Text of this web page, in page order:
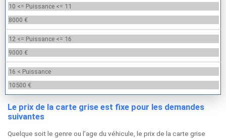
10 <= Puissance <= 11
8000 €
12 <= Puissance <= 16
9000 €
16 < Puissance
10500 €
Le prix de la carte grise est fixe pour les demandes
suivantes
Quelque soit le genre ou l’age du véhicule, le prix de la carte grise